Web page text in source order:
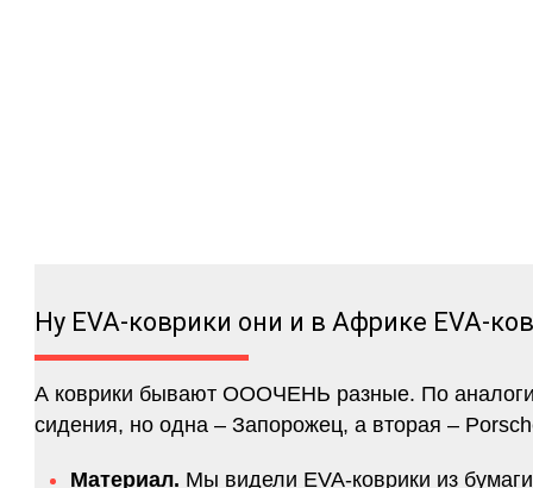
Ну EVA-коврики они и в Африке EVA-
А коврики бывают ОООЧЕНЬ разные. По
сидения, но одна – Запорожец, а вторая –
Материал. Мы видели EVA-коврики из